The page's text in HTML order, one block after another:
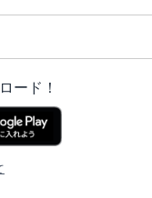
ード！